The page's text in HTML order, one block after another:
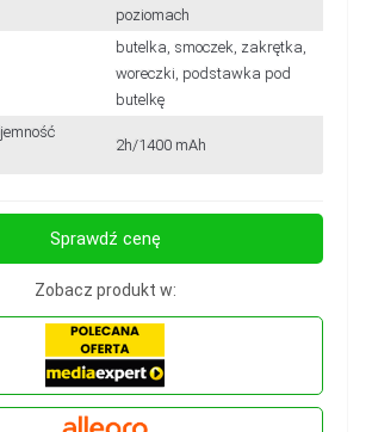
poziomach
butelka, smoczek, zakrętka,
woreczki, podstawka pod
butelkę
2h/1400 mAh
Sprawdź cenę
Zobacz produkt w: